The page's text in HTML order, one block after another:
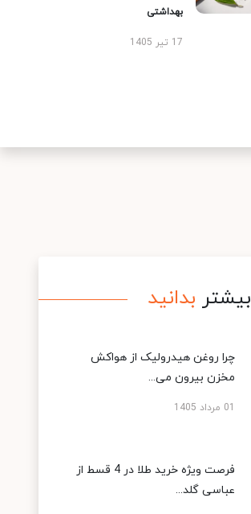
بهداشتی
17 تیر 1405
بیشتر بدانید
چرا روغن هیدرولیک از هواکش
مخزن بیرون می...
01 مرداد 1405
فرصت ویژه خرید طلا در 4 قسط از
عباسی گلد...